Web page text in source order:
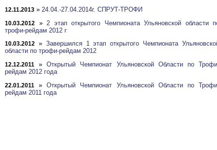
12.11.2013 » 24.04.-27.04.2014г. СПРУТ-ТРОФИ
10.03.2012 » 2 этап открытого Чемпионата Ульяновской области
трофи-рейдам 2012 г
10.03.2012 » Завершился 1 этап открытого Чемпионата
области по трофи-рейдам 2012
12.12.2011 »Открытый Чемпионат Ульяновской Области по
рейдам 2012 года
22.01.2011 »Открытый Чемпионат Ульяновской Области по
рейдам 2011 года